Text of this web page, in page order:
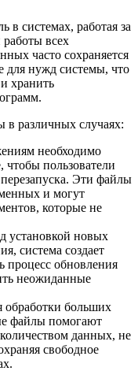
системах, работая за
работы всех
часто сохраняется
для нужд системы, что
хранить
различных случаях:
необходимо
пользователи
Эти файлы
и могут
которые не
установкой новых
система создает
процесс обновления
неожиданные
обработки больших
файлы помогают
данных, не
свободное